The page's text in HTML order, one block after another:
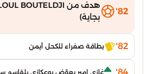
82'
بجاية)
82' بطاقة صفراء للكحل أيمن
غازي امير يعوّض بوعكازي بلقاسم